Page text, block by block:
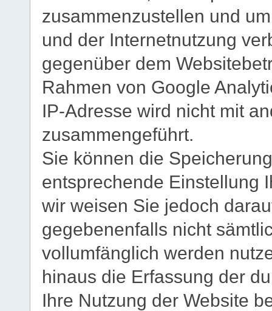
zusammenzustellen und
und der Internetnutzung
gegenüber dem
Rahmen von Google
IP-Adresse wird nicht mit
zusammengeführt.
Sie können die
entsprechende Einstellung
wir weisen Sie jedoch
gegebenenfalls nicht
vollumfänglich werden
hinaus die Erfassung der
Ihre Nutzung der Website